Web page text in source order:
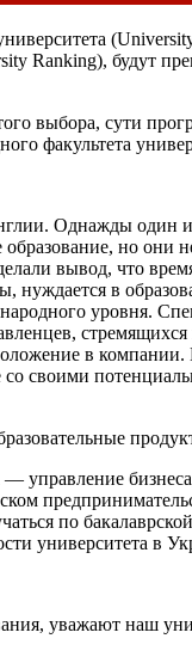
Ranking), будут
выбора, сути
факультета
Однажды один
но они
вывод, что
нуждается в
уровня.
в
своими
по
университета в
уважают наш